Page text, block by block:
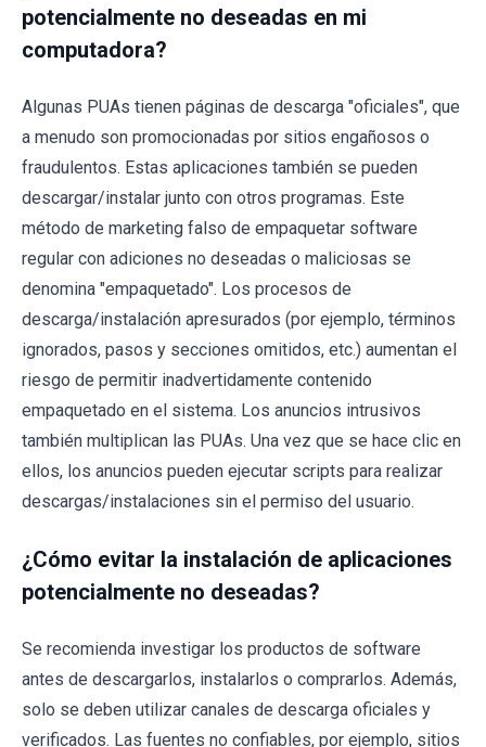
potencialmente no deseadas en mi
computadora?
Algunas PUAs tienen páginas de descarga "oficiales", que
a menudo son promocionadas por sitios engañosos o
fraudulentos. Estas aplicaciones también se pueden
descargar/instalar junto con otros programas. Este
método de marketing falso de empaquetar software
regular con adiciones no deseadas o maliciosas se
denomina "empaquetado". Los procesos de
descarga/instalación apresurados (por ejemplo, términos
ignorados, pasos y secciones omitidos, etc.) aumentan el
riesgo de permitir inadvertidamente contenido
empaquetado en el sistema. Los anuncios intrusivos
también multiplican las PUAs. Una vez que se hace clic en
ellos, los anuncios pueden ejecutar scripts para realizar
descargas/instalaciones sin el permiso del usuario.
¿Cómo evitar la instalación de aplicaciones
potencialmente no deseadas?
Se recomienda investigar los productos de software
antes de descargarlos, instalarlos o comprarlos. Además,
solo se deben utilizar canales de descarga oficiales y
verificados. Las fuentes no confiables, por ejemplo, sitios